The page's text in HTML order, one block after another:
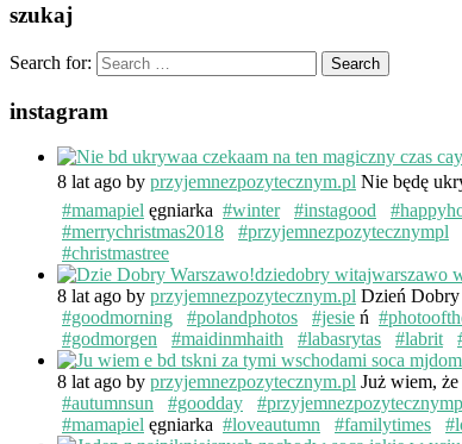
szukaj
Search for:
instagram
8 lat ago by przyjemnezpozytecznym.pl Nie będę
#mamapiel ęgniarka #winter #instagood
#merrychristmas2018
#przyjemnezpozytecznympl
#christmastree
8 lat ago by przyjemnezpozytecznym.pl Dzień Dobry
#goodmorning
#polandphotos #jesie ń
#godmorgen
#maidinmhaith #labasrytas #labrit
8 lat ago by przyjemnezpozytecznym.pl Już wiem,
#autumnsun
#goodday
#mamapiel ęgniarka #loveautumn #familytimes